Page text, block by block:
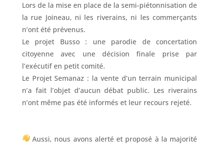
Lors de la mise en place de la semi-piétonnisation de
la rue Joineau, ni les riverains, ni les commerçants
n’ont été prévenus.
Le projet Busso : une parodie de concertation
citoyenne avec une décision finale prise par
l’exécutif en petit comité.
Le Projet Semanaz : la vente d’un terrain municipal
n’a fait l’objet d’aucun débat public. Les riverains
n’ont même pas été informés et leur recours rejeté.
Aussi, nous avons alerté et proposé à la majorité